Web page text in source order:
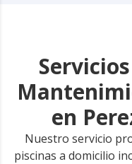
en
Nuestro servicio
piscinas a domicilio